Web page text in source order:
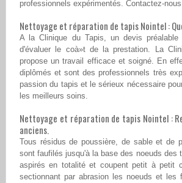
professionnels expérimentés. Contactez-
Nettoyage et réparation de tapis Nointel :
A la Clinique du Tapis, un devis
d'évaluer le coà»t de la prestation. La
propose un travail efficace et soigné. En
diplômés et sont des professionnels très
passion du tapis et le sérieux nécessaire
les meilleurs soins.
Nettoyage et réparation de tapis Nointel :
anciens.
Tous résidus de poussière, de sable et de
sont faufilés jusqu'à la base des noeuds des
aspirés en totalité et coupent petit à petit
sectionnant par abrasion les noeuds et les